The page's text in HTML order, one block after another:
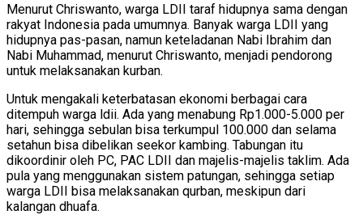
Menurut Chriswanto, warga LDII taraf hidupnya sama dengan
rakyat Indonesia pada umumnya. Banyak warga LDII yang
hidupnya pas-pasan, namun keteladanan Nabi Ibrahim dan
Nabi Muhammad, menurut Chriswanto, menjadi pendorong
untuk melaksanakan kurban.
Untuk mengakali keterbatasan ekonomi berbagai cara
ditempuh warga ldii. Ada yang menabung Rp1.000-5.000 per
hari, sehingga sebulan bisa terkumpul 100.000 dan selama
setahun bisa dibelikan seekor kambing. Tabungan itu
dikoordinir oleh PC, PAC LDII dan majelis-majelis taklim. Ada
pula yang menggunakan sistem patungan, sehingga setiap
warga LDII bisa melaksanakan qurban, meskipun dari
kalangan dhuafa.